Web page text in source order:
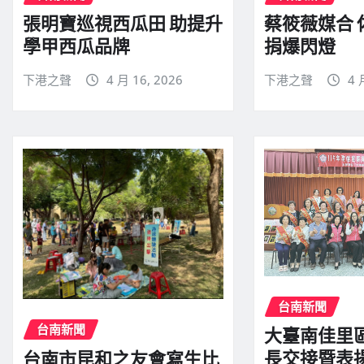
張明寶巡視西瓜田 助提升
學甲西瓜品牌
下港之聲 4 月 16, 2026
蔡筱薇媒合
捐爆閃燈
下港之聲 4
台南新聞
台南市昆和之友會寫生比
台南新聞
大臺南佳里
長交接暨表